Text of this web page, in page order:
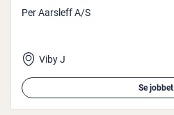
Per Aarsleff A/S
Viby J
Se jobbet